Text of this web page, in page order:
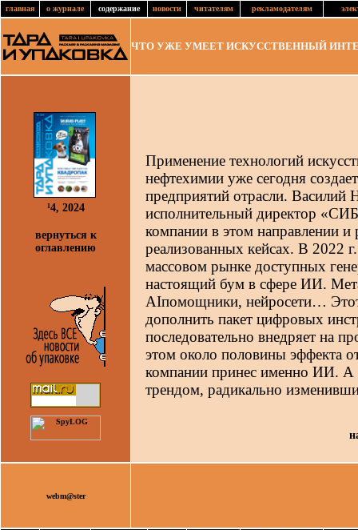
главная о журнале содержание новости читателям рекламодателям
ЧТО УЖЕ УМЕЕТ ИСКУССТВЕННЫЙ
¹4, 2024
вернуться к
оглавлению
Применение технологий
нефтехимии уже сегодня
предприятий отрасли.
исполнительный директор
компании в этом направлении и
реализованных кейсах. В 2022
массовом рынке доступных
настоящий бум в сфере ИИ.
AIпомощники, нейросети…
дополнить пакет цифровых
последовательно внедряет на
этом около половины эффекта
компании принес именно ИИ. А
трендом, радикально
webm@ster